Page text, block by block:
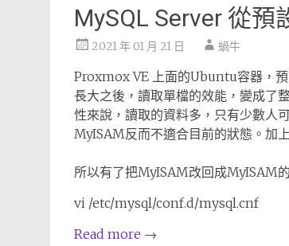
MySQL Server 從預
2021 年 01 月 21 日 蝸牛
Proxmox VE 上面的Ubuntu容器，
長大之後，讀取單檔的效能，變成了
性來說，讀取的資料多，只有少數人
MyISAM反而不適合目前的狀態。加
所以有了把MyISAM改回成MyISAM
vi /etc/mysql/conf.d/mysql.cnf
Read more →